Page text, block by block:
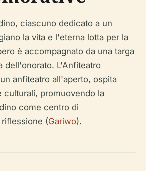
ciascuno dedicato a un
la vita e l'eterna lotta per la
è accompagnato da una targa
dell'onorato. L'Anfiteatro
anfiteatro all'aperto, ospita
culturali, promuovendo la
come centro di
(Gariwo).